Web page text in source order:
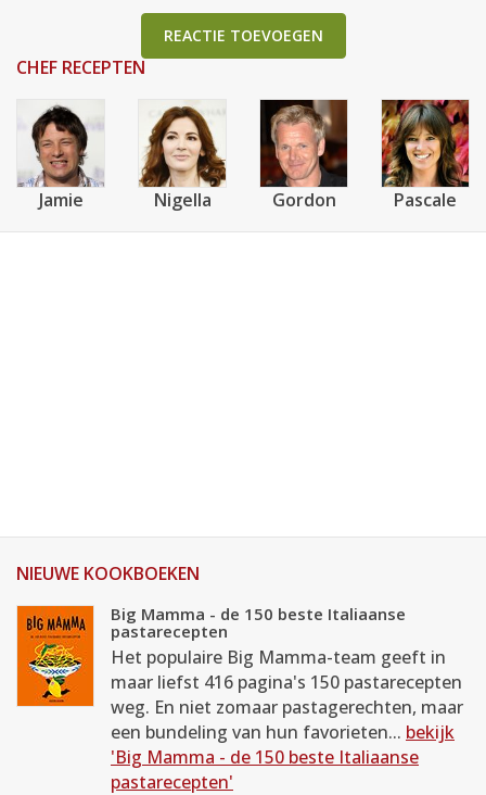
REACTIE TOEVOEGEN
CHEF RECEPTEN
Jamie Nigella Gordon Pascale
NIEUWE KOOKBOEKEN
Big Mamma - de 150 beste Italiaanse
pastarecepten
Het populaire Big Mamma-team geeft in
maar liefst 416 pagina's 150 pastarecepten
weg. En niet zomaar pastagerechten, maar
een bundeling van hun favorieten... bekijk
'Big Mamma - de 150 beste Italiaanse
pastarecepten'